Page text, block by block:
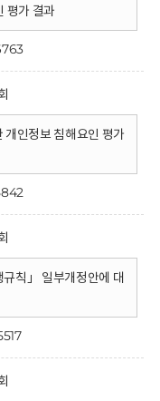
평가 결과
개인정보 침해요인 평가
규칙」 일부개정안에 대